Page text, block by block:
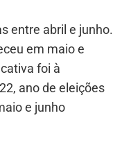
entre abril e junho.
em maio e
foi à
ano de eleições
e junho